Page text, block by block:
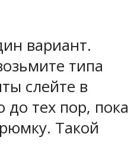
вариант.
типа
слейте в
тех пор, пока
Такой